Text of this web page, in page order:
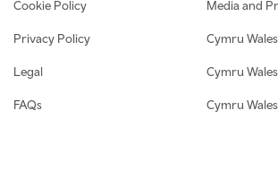
Cookie Policy
Privacy Policy
Legal
FAQs
Media and
Cymru
Cymru
Cymru